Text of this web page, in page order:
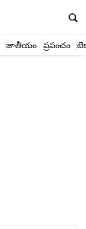
జాతీయం ప్రపంచం